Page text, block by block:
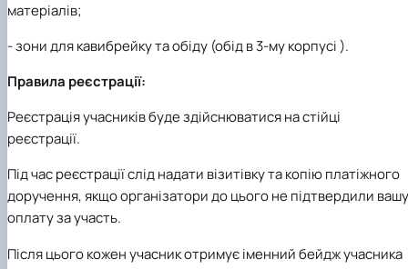
матеріалів;
- зони для кавибрейку та обіду (обід в 3-му корпусі ).
Правила реєстрації:
Реєстрація учасників буде здійснюватися на стійці
реєстрації.
Під час реєстрації слід надати візитівку та копію платіжного
доручення, якщо організатори до цього не підтвердили вашу
оплату за участь.
Після цього кожен учасник отримує іменний бейдж учасника